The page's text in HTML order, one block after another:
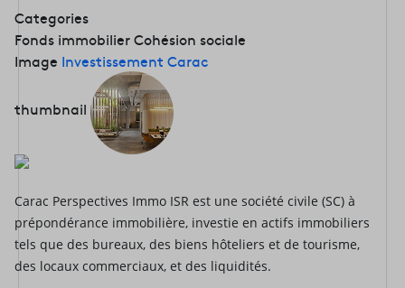
Categories
Fonds immobilierCohésion sociale
Image Investissement Carac
thumbnail
Carac Perspectives Immo ISR est une société civile (SC) à
prépondérance immobilière, investie en actifs immobiliers
tels que des bureaux, des biens hôteliers et de tourisme,
des locaux commerciaux, et des liquidités.